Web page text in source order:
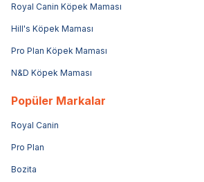
Royal Canin Köpek Maması
Hill's Köpek Maması
Pro Plan Köpek Maması
N&D Köpek Maması
Popüler Markalar
Royal Canin
Pro Plan
Bozita